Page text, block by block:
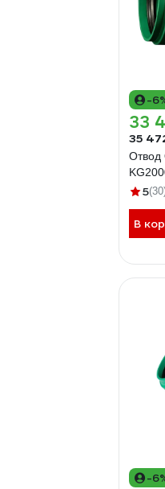
-
33
35
Отвод
5
В
-